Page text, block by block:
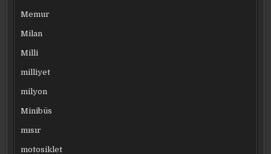
Memur
Milan
Milli
milliyet
milyon
Minibüs
mısır
motosiklet